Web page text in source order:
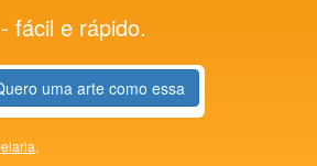
fácil e rápido.
uma arte como essa